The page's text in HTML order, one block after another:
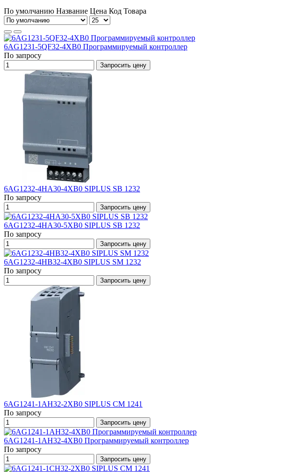
По умолчанию Название Цена Код Товара
6AG1231-5QF32-4XB0 Программируемый контроллер
По запросу
Запросить цену
6AG1232-4HA30-4XB0 SIPLUS SB 1232
По запросу
Запросить цену
6AG1232-4HA30-5XB0 SIPLUS SB 1232
По запросу
Запросить цену
6AG1232-4HB32-4XB0 SIPLUS SM 1232
По запросу
Запросить цену
6AG1241-1AH32-2XB0 SIPLUS CM 1241
По запросу
Запросить цену
6AG1241-1AH32-4XB0 Программируемый контроллер
По запросу
Запросить цену